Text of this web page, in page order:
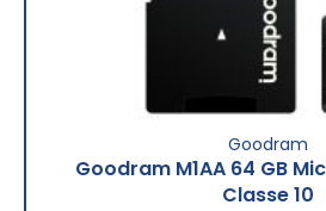
Goodram
Goodram M1AA 64 GB
Classe 10